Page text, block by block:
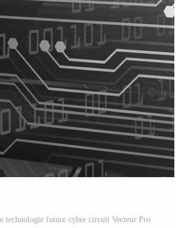
technologie future cyber circuit Vecteur Pro